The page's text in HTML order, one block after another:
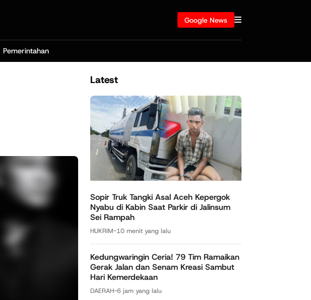
Google News
Pemerintahan
Latest
Sopir Truk Tangki Asal Aceh Kepergok
Nyabu di Kabin Saat Parkir di Jalinsum
Sei Rampah
HUKRIM-10 menit yang lalu
Kedungwaringin Ceria! 79 Tim Ramaikan
Gerak Jalan dan Senam Kreasi Sambut
Hari Kemerdekaan
DAERAH-6 jam yang lalu